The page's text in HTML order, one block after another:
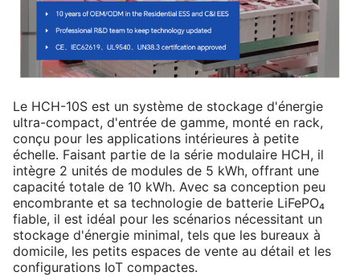
Le HCH-10S est un système de stockage d'énergie
ultra-compact, d'entrée de gamme, monté en rack,
conçu pour les applications intérieures à petite
échelle. Faisant partie de la série modulaire HCH, il
intègre 2 unités de modules de 5 kWh, offrant une
capacité totale de 10 kWh. Avec sa conception peu
encombrante et sa technologie de batterie LiFePO₄
fiable, il est idéal pour les scénarios nécessitant un
stockage d'énergie minimal, tels que les bureaux à
domicile, les petits espaces de vente au détail et les
configurations IoT compactes.